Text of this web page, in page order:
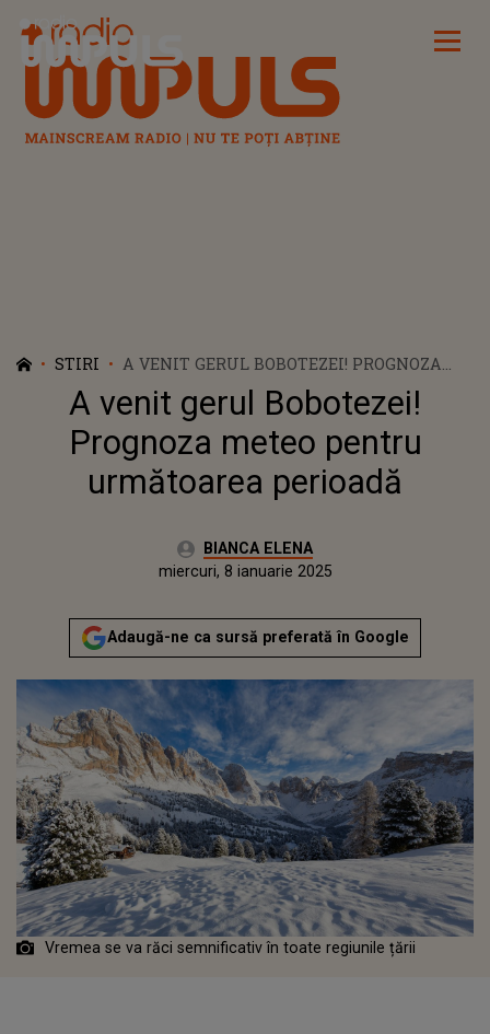
Radio Impuls
STIRI
A VENIT GERUL BOBOTEZEI! PROGNOZA
METEO PENTRU URMĂTOAREA PERIOADĂ
A venit gerul Bobotezei!
Prognoza meteo pentru
următoarea perioadă
Autor:BIANCA ELENA
Actualizat:
miercuri, 8 ianuarie 2025
Adaugă-ne ca sursă preferată în Google
Vremea se va răci semnificativ în toate regiunile țării